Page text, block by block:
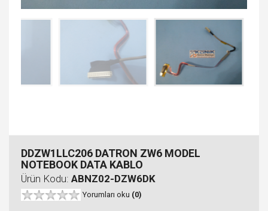
DDZW1LLC206 DATRON ZW6 MODEL
NOTEBOOK DATA KABLO
Ürün Kodu: ABNZ02-DZW6DK
Yorumları oku (0)